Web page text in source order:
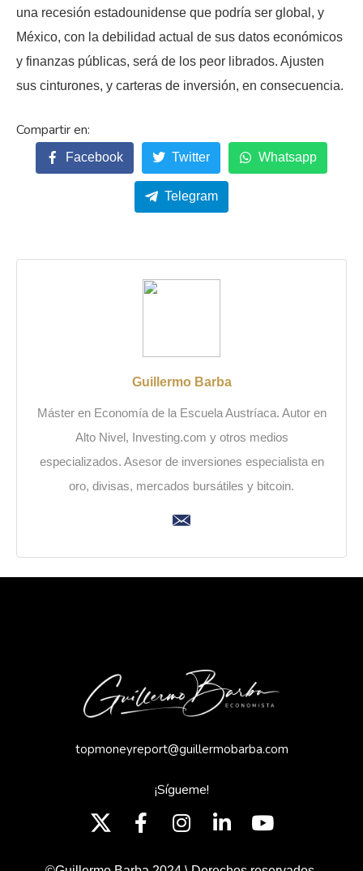
una recesión estadounidense que podría ser global, y
México, con la debilidad actual de sus datos económicos
y finanzas públicas, será de los peor librados. Ajusten
sus cinturones, y carteras de inversión, en consecuencia.
Facebook Twitter Whatsapp
Telegram
Guillermo Barba
Máster en Economía de la Escuela Austríaca. Autor en
Alto Nivel, Investing.com y otros medios
especializados. Asesor de inversiones especialista en
oro, divisas, mercados bursátiles y bitcoin.
topmoneyreport@guillermobarba.com
¡Sígueme!